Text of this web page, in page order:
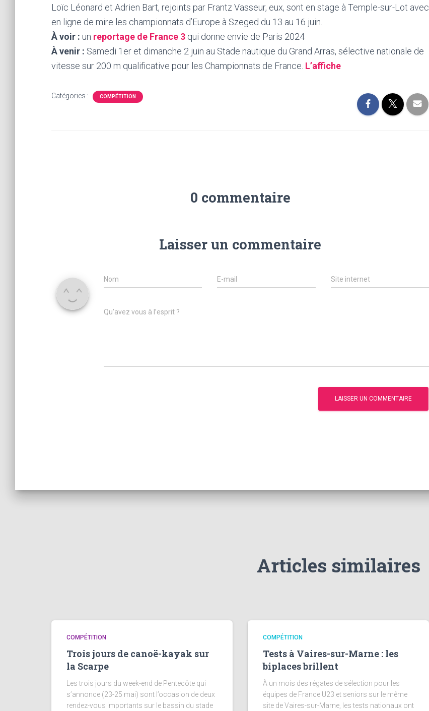
Loïc Léonard et Adrien Bart, rejoints par Frantz Vasseur, eux, sont en stage à Temple-sur-Lot avec
en ligne de mire les championnats d’Europe à Szeged du 13 au 16 juin.
À voir : un reportage de France 3 qui donne envie de Paris 2024
À venir : Samedi 1er et dimanche 2 juin au Stade nautique du Grand Arras, sélective nationale de
vitesse sur 200 m qualificative pour les Championnats de France. L’affiche
Catégories : COMPÉTITION
0 commentaire
Laisser un commentaire
Nom E-mail Site internet
Qu’avez vous à l’esprit ?
Articles similaires
COMPÉTITION
Trois jours de canoë-kayak sur
la Scarpe
Les trois jours du week-end de Pentecôte qui
s’annonce (23-25 mai) sont l’occasion de deux
rendez-vous importants sur le bassin du stade
COMPÉTITION
Tests à Vaires-sur-Marne : les
biplaces brillent
À un mois des régates de sélection pour les
équipes de France U23 et seniors sur le même
site de Vaires-sur-Marne, les tests nationaux ont